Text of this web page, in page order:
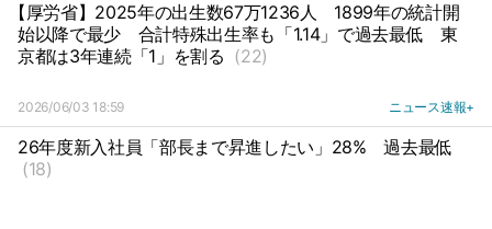
【厚労省】2025年の出生数67万1236人
1899年の統計開
始以降で最少
合計特殊出生率も「1.14」で過去最低
東
京都は3年連続「1」を割る (22)
2026/06/03 18:59 ニュース速報+
26年度新入社員「部長まで昇進したい」28%
過去最低
(18)